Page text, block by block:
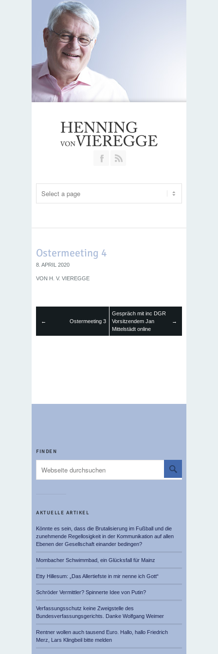
Join our Facebook Group
Ostermeeting 4
8. APRIL 2020
VON H. V. VIEREGGE
← Ostermeeting 3
Gespräch mit inc DGR
Vorsitzendem Jan
Mittelstädt online
→
FINDEN
AKTUELLE ARTIKEL
Könnte es sein, dass die Brutalisierung im Fußball und die
zunehmende Regellosigkeit in der Kommunikation auf allen
Ebenen der Gesellschaft einander bedingen?
Mombacher Schwimmbad, ein Glücksfall für Mainz
Etty Hillesum: „Das Allertiefste in mir nenne ich Gott“
Schröder Vermittler? Spinnerte Idee von Putin?
Verfassungsschutz keine Zweigstelle des
Bundesverfassungsgerichts. Danke Wolfgang Weimer
Rentner wollen auch tausend Euro. Hallo, hallo Friedrich
Merz, Lars Klingbeil bitte melden